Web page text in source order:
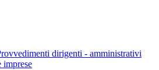
dirigenti - amministrativi